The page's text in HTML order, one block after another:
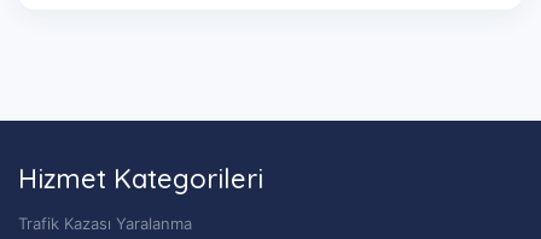
Hizmet Kategorileri
Trafik Kazası Yaralanma